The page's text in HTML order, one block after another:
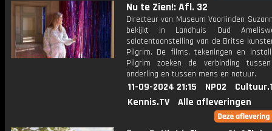
Nu te Zien!: Afl. 32
Directeur van Museum Voorlinden
bekijkt in Landhuis Oud
solotentoonstelling van de Britse
Pilgrim. De films, tekeningen en
Pilgrim zoeken de verbinding
onderling en tussen mens en natuur.
11-09-2024 21:15 NPO2
Kennis.TV
Alle afleveringen